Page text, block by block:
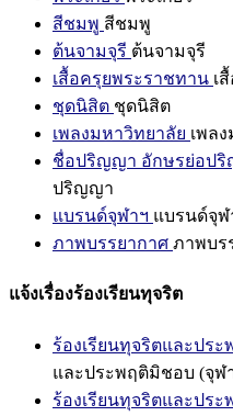
สีชมพู สีชมพู
ต้นจามจุรี ต้นจามจุรี
เสื้อครุยพระราชทาน เ
ชุดนิสิต ชุดนิสิต
เพลงมหาวิทยาลัย เพล
ชื่อปริญญา อักษรย่อป
ปริญญา
แบรนด์จุฬาฯ แบรนด์จุฬ
ภาพบรรยากาศ ภาพบร
แจ้งเรื่องร้องเรียนทุจริต
ร้องเรียนทุจริตและปร
และประพฤติมิชอบ (จุฬ
ร้องเรียนทุจริตและปร